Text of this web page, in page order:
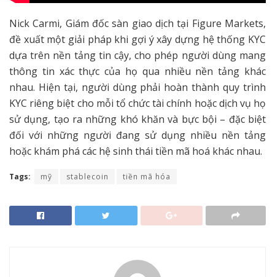
Nick Carmi, Giám đốc sàn giao dịch tại Figure Markets,
đề xuất một giải pháp khi gợi ý xây dựng hệ thống KYC
dựa trên nền tảng tin cậy, cho phép người dùng mang
thông tin xác thực của họ qua nhiều nền tảng khác
nhau. Hiện tại, người dùng phải hoàn thành quy trình
KYC riêng biệt cho mỗi tổ chức tài chính hoặc dịch vụ họ
sử dụng, tạo ra những khó khăn và bực bội – đặc biệt
đối với những người đang sử dụng nhiều nền tảng
hoặc khám phá các hệ sinh thái tiền mã hoá khác nhau.
Tags: mỹ stablecoin tiền mã hóa